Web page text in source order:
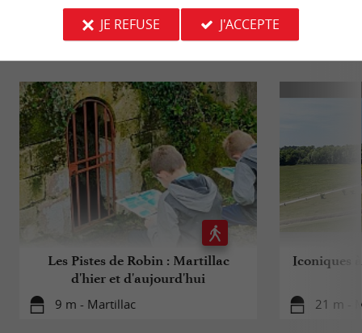
VOUS AIMEREZAUSSI
Les Pistes de Robin : Martillac
d'hier et d'aujourd'hui
9 m - Martillac
Iconiques
21 m -
JE REFUSE
J'ACCEPTE